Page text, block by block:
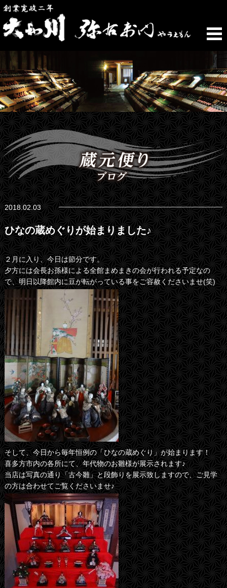
2018.02.03
ひなの蔵めぐりが始まりました♪
２月に入り、今日は節分です。
夕方には会長お孫様による全館まめまきの会が行われる予定なの
で、明日以降館内に豆が転がっている事をご容赦くださいませ(笑)
そして、今日から毎年恒例の「ひなの蔵めぐり」が始まります！
喜多方市内の各所にて、年代物のお雛様が展示されます♪
当店は写真の通り「古今雛」と段飾りを展示致しますので、ご見学
の方は合わせてご覧くださいませ♪